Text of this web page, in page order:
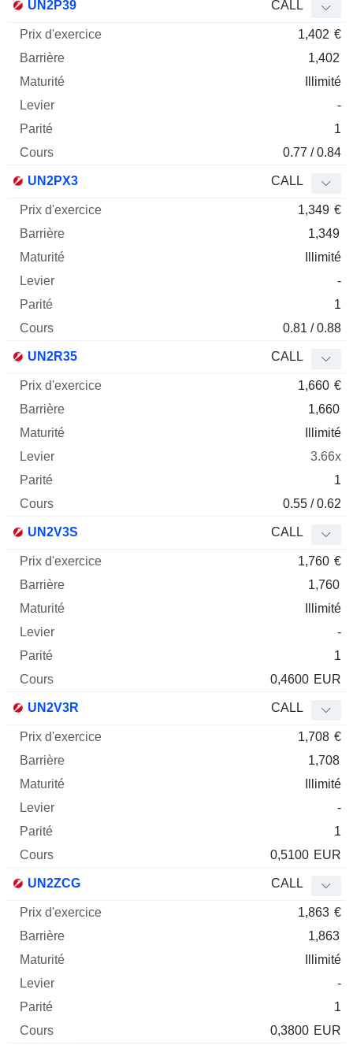
UN2P39 CALL
1,402 €
1,402
Illimité
-
1
0.77 / 0.84
UN2PX3 CALL
1,349 €
1,349
Illimité
-
1
0.81 / 0.88
UN2R35 CALL
1,660 €
1,660
Illimité
3.66x
1
0.55 / 0.62
UN2V3S CALL
1,760 €
1,760
Illimité
-
1
0,4600 EUR
UN2V3R CALL
1,708 €
1,708
Illimité
-
1
0,5100 EUR
UN2ZCG CALL
1,863 €
1,863
Illimité
-
1
0,3800 EUR